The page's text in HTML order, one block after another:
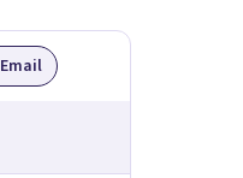
Email